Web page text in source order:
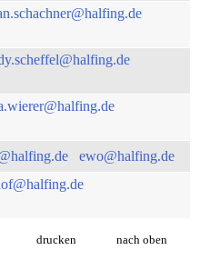
ewo@halfing.de
drucken nach oben